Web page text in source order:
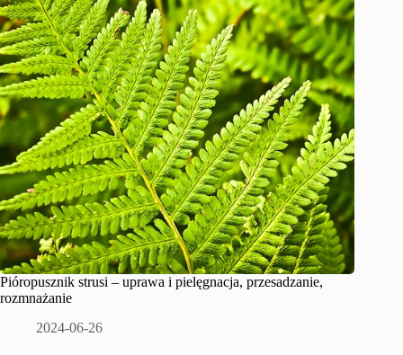
Pióropusznik strusi – uprawa i pielęgnacja, przesadzanie,
rozmnażanie
2024-06-26